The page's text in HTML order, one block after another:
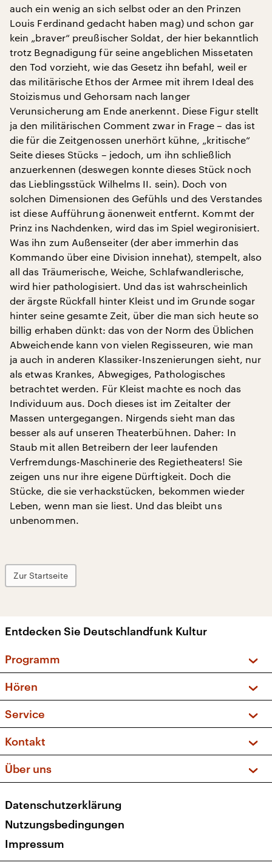
auch ein wenig an sich selbst oder an den Prinzen
Louis Ferdinand gedacht haben mag) und schon gar
kein „braver“ preußischer Soldat, der hier bekanntlich
trotz Begnadigung für seine angeblichen Missetaten
den Tod vorzieht, wie das Gesetz ihn befahl, weil er
das militärische Ethos der Armee mit ihrem Ideal des
Stoizismus und Gehorsam nach langer
Verunsicherung am Ende anerkennt. Diese Figur stellt
ja den militärischen Comment zwar in Frage – das ist
die für die Zeitgenossen unerhört kühne, „kritische“
Seite dieses Stücks – jedoch, um ihn schließlich
anzuerkennen (deswegen konnte dieses Stück noch
das Lieblingsstück Wilhelms II. sein). Doch von
solchen Dimensionen des Gefühls und des Verstandes
ist diese Aufführung äonenweit entfernt. Kommt der
Prinz ins Nachdenken, wird das im Spiel wegironisiert.
Was ihn zum Außenseiter (der aber immerhin das
Kommando über eine Division innehat), stempelt, also
all das Träumerische, Weiche, Schlafwandlerische,
wird hier pathologisiert. Und das ist wahrscheinlich
der ärgste Rückfall hinter Kleist und im Grunde sogar
hinter seine gesamte Zeit, über die man sich heute so
billig erhaben dünkt: das von der Norm des Üblichen
Abweichende kann von vielen Regisseuren, wie man
ja auch in anderen Klassiker-Inszenierungen sieht, nur
als etwas Krankes, Abwegiges, Pathologisches
betrachtet werden. Für Kleist machte es noch das
Individuum aus. Doch dieses ist im Zeitalter der
Massen untergegangen. Nirgends sieht man das
besser als auf unseren Theaterbühnen. Daher: In
Staub mit allen Betreibern der leer laufenden
Verfremdungs-Maschinerie des Regietheaters! Sie
zeigen uns nur ihre eigene Dürftigkeit. Doch die
Stücke, die sie verhackstücken, bekommen wieder
Leben, wenn man sie liest. Und das bleibt uns
unbenommen.
Zur Startseite
Entdecken Sie Deutschlandfunk Kultur
Programm
Sendungen und Podcasts
Musikliste
Kakadu – Das Kinderprogramm
Hören
Frequenzen (UKW + DAB+)
Service
FAQ
Apps
Newsletter
Veranstaltungen
Kontakt
Social Media
Über uns
Presse
Karriere
Transparenz
Datenschutzerklärung
Nutzungsbedingungen
Impressum